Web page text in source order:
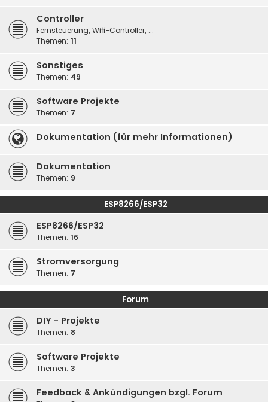
Controller
Fernsteuerung, Wifi-Controller, ...
Themen: 11
Sonstiges
Themen: 49
Software Projekte
Themen: 7
Dokumentation (für mehr Informationen)
Dokumentation
Themen: 9
ESP8266/ESP32
ESP8266/ESP32
Themen: 16
Stromversorgung
Themen: 7
Forum
DIY - Projekte
Themen: 8
Software Projekte
Themen: 3
Feedback & Ankündigungen bzgl. Forum